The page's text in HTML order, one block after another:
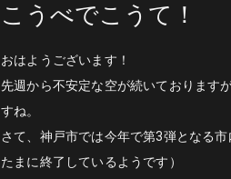
こうべでこうて！
おはようございます！
先週から不安定な空が続いております
すね。
さて、神戸市では今年で第3弾となる
たまに終了しているようです）